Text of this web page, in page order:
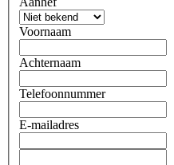
Voornaam
Achternaam
Telefoonnummer
E-mailadres